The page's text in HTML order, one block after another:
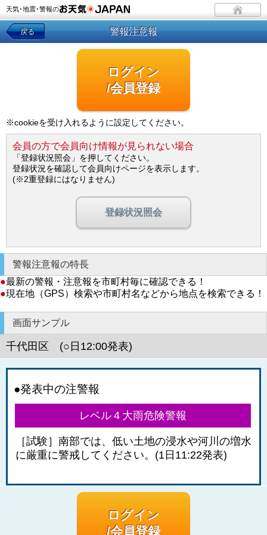
天気･地震･警報の
戻る 警報注意報
ログイン
/会員登録
※cookieを受け入れるように設定してください。
会員の方で会員向け情報が見られない場合
「登録状況照会」を押してください。
登録状況を確認して会員向けページを表示します。
(※2重登録にはなりません)
登録状況照会
警報注意報の特長
●最新の警報・注意報を市町村毎に確認できる！
●現在地（GPS）検索や市町村名などから地点を検索できる！
画面サンプル
千代田区 (○日12:00発表)
●発表中の注警報
レベル４大雨危険警報
［試験］南部では、低い土地の浸水や河川の増水
に厳重に警戒してください。(1日11:22発表)
ログイン
/会員登録